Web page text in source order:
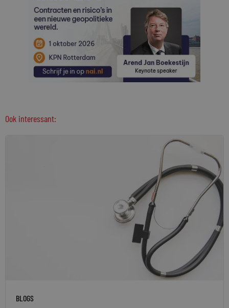
Ook interessant:
BLOGS